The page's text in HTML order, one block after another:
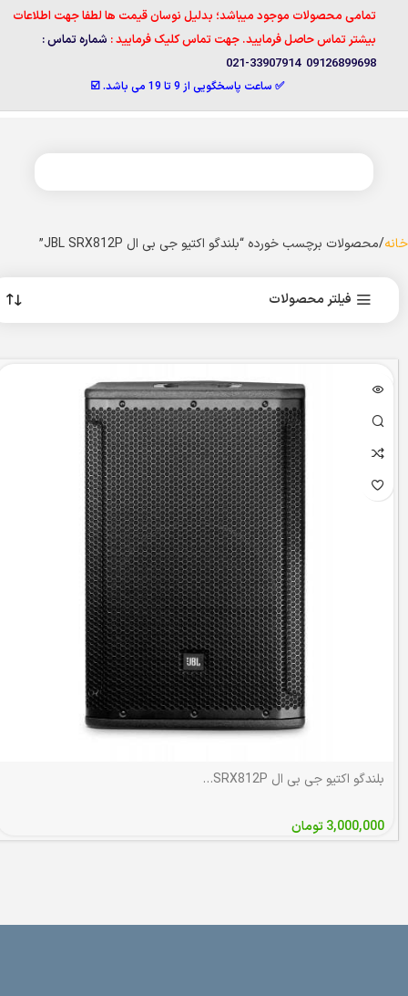
تمامی محصولات موجود میباشد؛ بدلیل نوسان قیمت ها لطفا جهت اطلاعات
بیشتر تماس حاصل فرمایید. جهت تماس کلیک فرمایید : شماره تماس :
09126899698 33907914-021
✅ ساعت پاسخگویی از 9 تا 19 می باشد. ☑️
خانه محصولات برچسب خورده “بلندگو اکتیو جی بی ال JBL SRX812P”
فیلتر محصولات
بلندگو اکتیو جی بی ال JBL SRX812P
3,000,000تومان